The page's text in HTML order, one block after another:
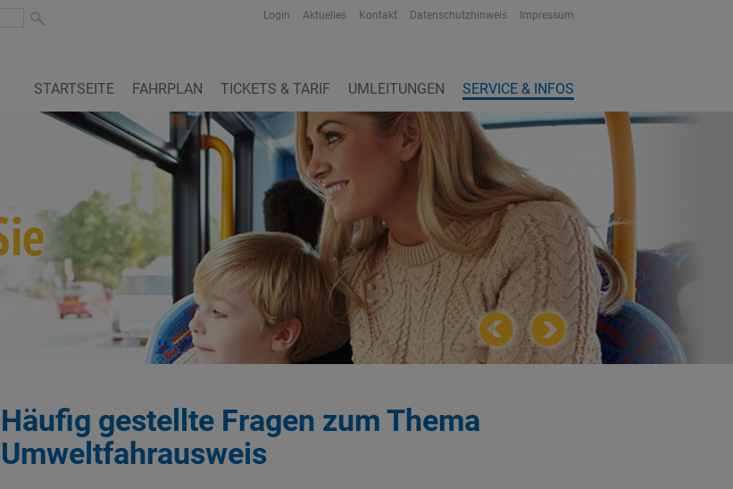
Login Aktuelles Kontakt Datenschutzhinweis Impressum
STARTSEITE FAHRPLAN TICKETS & TARIF UMLEITUNGEN SERVICE & INFOS
Häufig gestellte Fragen zum Thema
Umweltfahrausweis